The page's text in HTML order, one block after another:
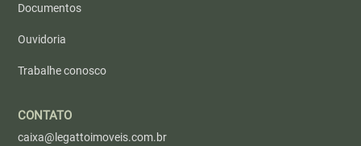
Documentos
Ouvidoria
Trabalhe conosco
CONTATO
caixa@legattoimoveis.com.br